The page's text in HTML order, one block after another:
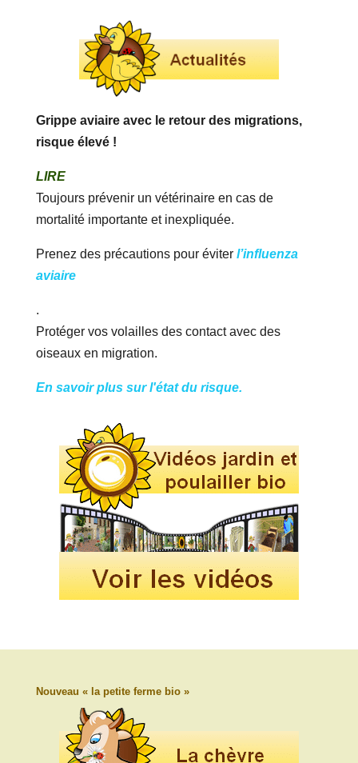
Grippe aviaire avec le retour des migrations,
risque élevé !
LIRE
Toujours prévenir un vétérinaire en cas de
mortalité importante et inexpliquée.
Prenez des précautions pour éviter l’influenza
aviaire
.
Protéger vos volailles des contact avec des
oiseaux en migration.
En savoir plus sur l'état du risque.
Nouveau « la petite ferme bio »